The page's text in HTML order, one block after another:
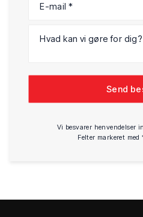
Vi besvarer henvendelser
Felter markeret med